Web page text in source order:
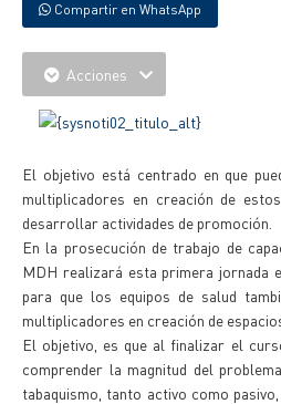
Compartir en WhatsApp
Acciones
El objetivo está centrado en que
multiplicadores en creación de
desarrollar actividades de promoción.
En la prosecución de trabajo de
MDH realizará esta primera jornada
para que los equipos de salud
multiplicadores en creación de
El objetivo, es que al finalizar el
comprender la magnitud del
tabaquismo, tanto activo como